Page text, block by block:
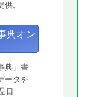
。
典オン
典」書
ータを
目